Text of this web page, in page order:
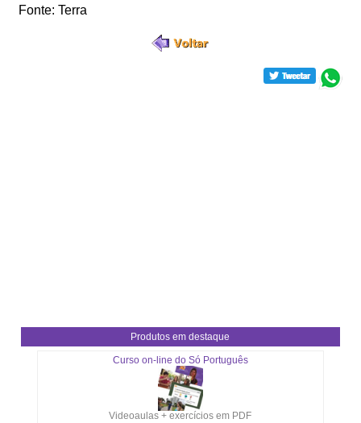
Fonte: Terra
Produtos em destaque
Curso on-line do Só Português
Videoaulas + exercícios em PDF